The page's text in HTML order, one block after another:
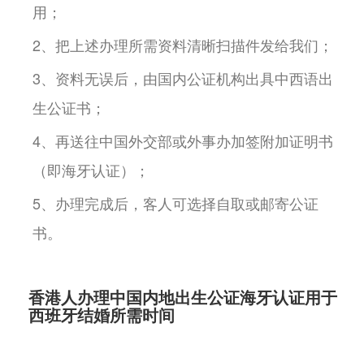
用；
2、把上述办理所需资料清晰扫描件发给我们；
3、资料无误后，由国内公证机构出具中西语出
生公证书；
4、再送往中国外交部或外事办加签附加证明书
（即海牙认证）；
5、办理完成后，客人可选择自取或邮寄公证
书。
香港人办理中国内地出生公证海牙认证用于
西班牙结婚所需时间